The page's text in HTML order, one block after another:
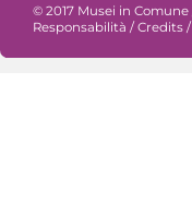
© 2017 Musei in Comune
Responsabilità / Credits /